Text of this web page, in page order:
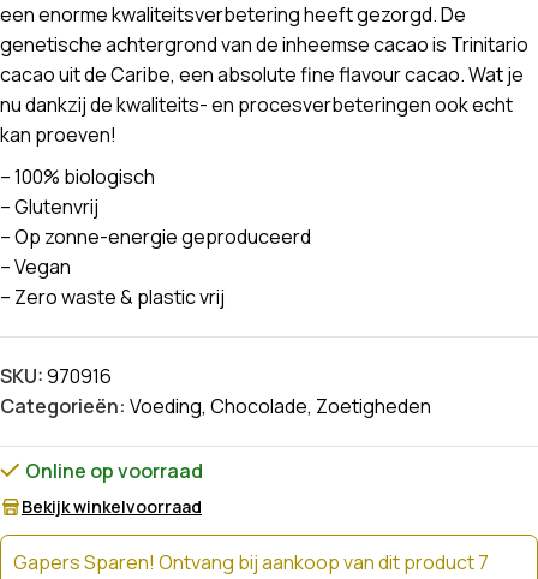
een enorme kwaliteitsverbetering heeft gezorgd. De
genetische achtergrond van de inheemse cacao is Trinitario
cacao uit de Caribe, een absolute fine flavour cacao. Wat je
nu dankzij de kwaliteits- en procesverbeteringen ook echt
kan proeven!
– 100% biologisch
– Glutenvrij
– Op zonne-energie geproduceerd
– Vegan
– Zero waste & plastic vrij
SKU:970916
Categorieën: Voeding, Chocolade, Zoetigheden
Online op voorraad
Bekijk winkelvoorraad
Gapers Sparen! Ontvang bij aankoop van dit product 7